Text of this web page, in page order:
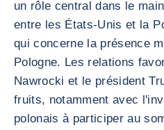
un rôle central dans le
entre les États-Unis et la
qui concerne la présence
Pologne. Les relations
Nawrocki et le président
fruits, notamment avec
polonais à participer au